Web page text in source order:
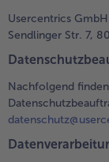
Usercentrics GmbH
Sendlinger Str. 7,
Nachfolgend